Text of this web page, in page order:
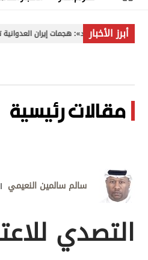
علوم الدار
الرياضة
التعليم والمعرفة
الذكاء الاصطناعي
أبرز الأخبار
«الاتحاد»: هجمات إيران العدوانية تشكل
مقالات رئيسية
سالم سالمين النعيمي
التصدي